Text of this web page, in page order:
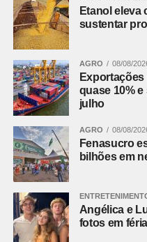
Etanol eleva
sustentar
AGRO 08/08/
quase 10%
julho
AGRO 08/08/
Fenasucro
bilhões em
Angélica e
fotos em